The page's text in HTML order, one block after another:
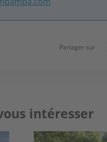
Partager sur
intéresser
Image